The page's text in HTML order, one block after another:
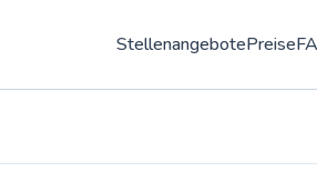
StellenangebotePreise